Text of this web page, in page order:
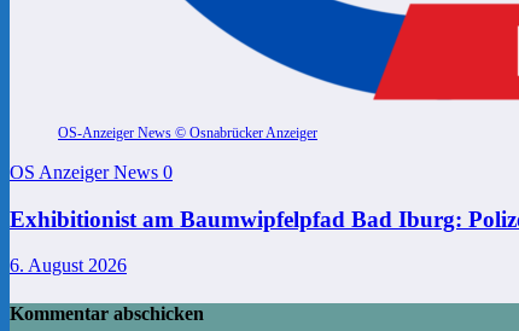
OS-Anzeiger News © Osnabrücker Anzeiger
OS Anzeiger News 0
Exhibitionist am Baumwipfelpfad Bad Iburg:
6. August 2026
Kommentar abschicken